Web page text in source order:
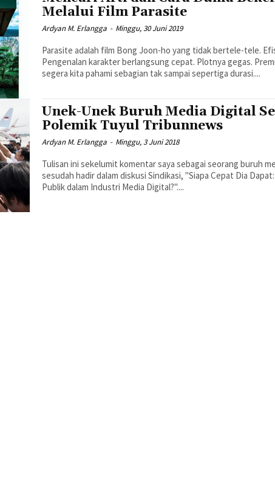
Melalui Film Parasite
Ardyan M. Erlangga - Minggu, 30 Juni 2019
Parasite adalah film Bong Joon-ho yang tidak bertele-tele.
Pengenalan karakter berlangsung cepat. Plotnya gegas.
segera kita pahami sebagian tak sampai sepertiga durasi....
Unek-Unek Buruh Media Digital
Polemik Tuyul Tribunnews
Ardyan M. Erlangga - Minggu, 3 Juni 2018
Tulisan ini sekelumit komentar saya sebagai seorang buruh
sesudah hadir dalam diskusi Sindikasi, "Siapa Cepat Dia
Publik dalam Industri Media Digital?"....